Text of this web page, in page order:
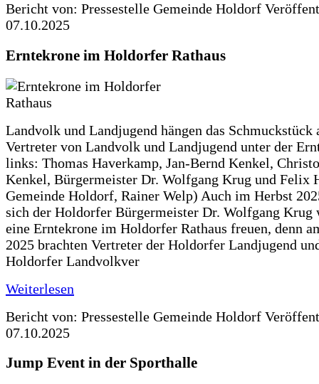
Bericht von: Pressestelle Gemeinde Holdorf
07.10.2025
Erntekrone im Holdorfer Rathaus
Landvolk und Landjugend hängen das Schmuckstück
Vertreter von Landvolk und Landjugend unter der
links: Thomas Haverkamp, Jan-Bernd Kenkel,
Kenkel, Bürgermeister Dr. Wolfgang Krug und Felix
Gemeinde Holdorf, Rainer Welp) Auch im Herbst
sich der Holdorfer Bürgermeister Dr. Wolfgang Krug
eine Erntekrone im Holdorfer Rathaus freuen, denn
2025 brachten Vertreter der Holdorfer Landjugend
Holdorfer Landvolkver
Weiterlesen
Bericht von: Pressestelle Gemeinde Holdorf
07.10.2025
Jump Event in der Sporthalle